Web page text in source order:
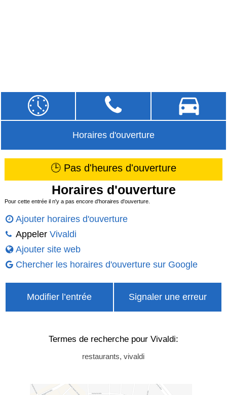
Horaires d'ouverture
🕒 Pas d'heures d'ouverture
Horaires d'ouverture
Pour cette entrée il n'y a pas encore d'horaires d'ouverture.
Ajouter horaires d'ouverture
Appeler Vivaldi
Ajouter site web
Chercher les horaires d'ouverture sur Google
Modifier l’entrée Signaler une erreur
Termes de recherche pour Vivaldi:
restaurants, vivaldi